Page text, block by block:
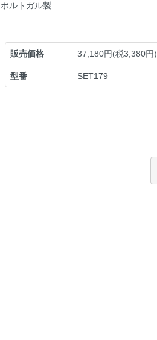
ポルトガル製
販売価格 37,180円(税3,380円)
型番 SET179